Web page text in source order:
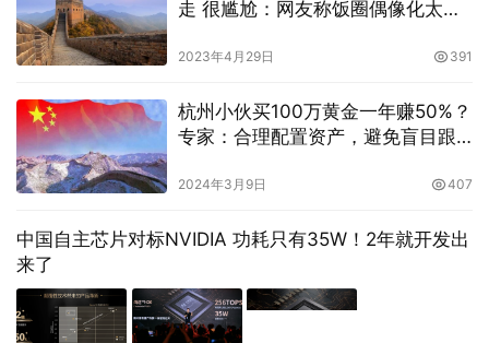
走 很尴尬：网友称饭圈偶像化太可
2023年4月29日 391
杭州小伙买100万黄金一年赚50%？
专家：合理配置资产，避免盲目跟
2024年3月9日 407
中国自主芯片对标NVIDIA 功耗只有35W！2年就开发出
来了